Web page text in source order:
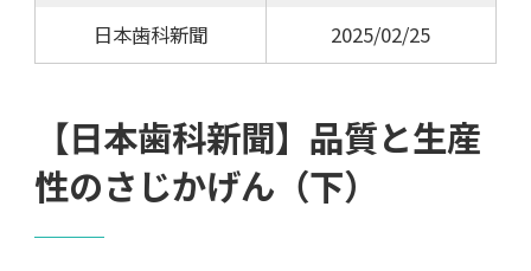
日本歯科新聞
2025/02/25
【日本歯科新聞】品質と生産
性のさじかげん（下）